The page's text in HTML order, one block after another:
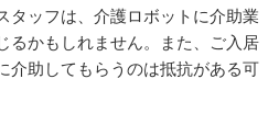
タッフは、介護ロボットに介助業
るかもしれません。また、ご入居
介助してもらうのは抵抗がある可